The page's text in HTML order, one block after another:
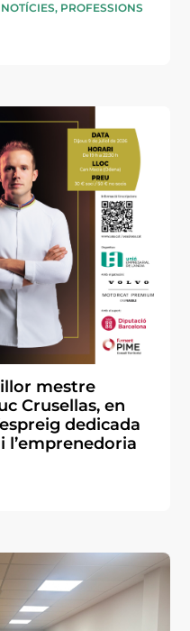
NOTÍCIES, PROFESSIONS
mestre
Crusellas, en
dedicada
l’emprenedoria